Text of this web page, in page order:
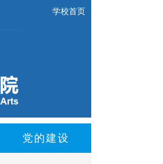
学校首页
党的建设